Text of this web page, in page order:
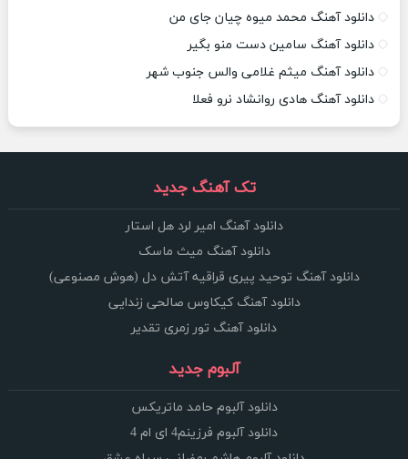
دانلود آهنگ محمد میوه چیان جای من
دانلود آهنگ سامین دست منو بگیر
دانلود آهنگ میثم غلامی والس جنوب شهر
دانلود آهنگ هادی روانشاد نرو فعلا
تک آهنگ جدید
دانلود آهنگ امیر لرد هل استار
دانلود آهنگ میث ماسک
دانلود آهنگ توحید پیری قراقیه آتش دل (هوش مصنوعی)
دانلود آهنگ کیکاوس صالحی زندایی
دانلود آهنگ تور زمری تقدیر
آلبوم جدید
دانلود آلبوم حامد ماتریکس
دانلود آلبوم فرزینم4 ای ام 4